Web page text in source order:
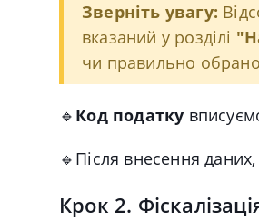
Зверніть увагу:
вказаний у розділі
чи правильно обрано
🔹 Код податку
🔹 Після внесення
Крок 2.